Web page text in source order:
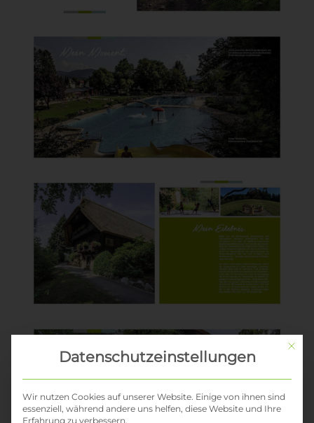
Mit
Datenschutzeinstellungen
Wir nutzen Cookies auf unserer Website. Einige von ihnen sind
essenziell, während andere uns helfen, diese Website und Ihre
Erfahrung zu verbessern.